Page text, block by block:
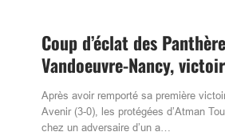
Coup d’éclat des
Vandoeuvre-Nancy,
Après avoir remporté sa première
Avenir (3-0), les protégées d’Atman
chez un adversaire d’un a…